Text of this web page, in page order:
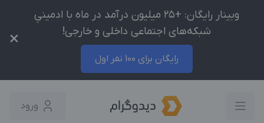
وبینار رایگان: +25 میلیون درآمد در ماه با ادمینیِ
شبکه‌های اجتماعی داخلی و خارجی!
رایگان برای 100 نفر اول
×
ورود